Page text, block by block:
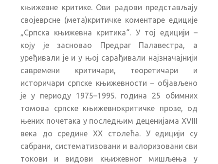
књижевне критике. Ови радови представљају
својеврсне (мета)критичке коментаре едиције
„Српска књижевна критика“. У тој едицији –
коју је засновао Предраг Палавестра, а
уређивали је и у њој сарађивали најзначајнији
савремени критичари, теоретичари и
историчари српске књижевности – објављено
је у периоду 1975–1995. година 25 обимних
томова српске књижевнокритичке прозе, од
њених почетака у последњим деценијама XVIII
века до средине XX столећа. У едицији су
сабрани, систематизовани и валоризовани сви
токови и видови књижевног мишљења у